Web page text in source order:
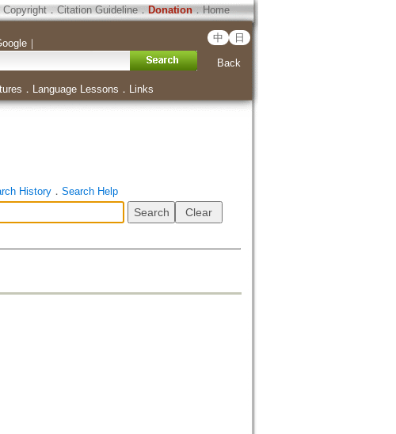
Copyright．Citation Guideline． Donation．Home
｜ 中 日
Back
． Language Lessons ． Links
History． Search Help